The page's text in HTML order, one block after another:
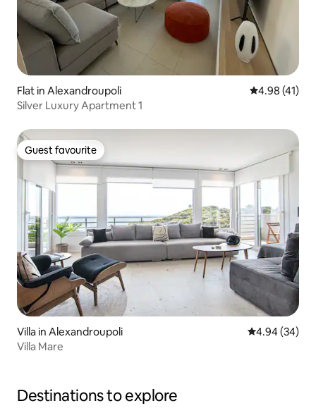
Flat in Alexandroupoli 4.98 out of 5
4.98 (41)
Silver Luxury Apartment 1
Guest favourite
Guest favourite
Villa in Alexandroupoli 4.94 out of 5
4.94 (34)
Villa Mare
Destinations to explore